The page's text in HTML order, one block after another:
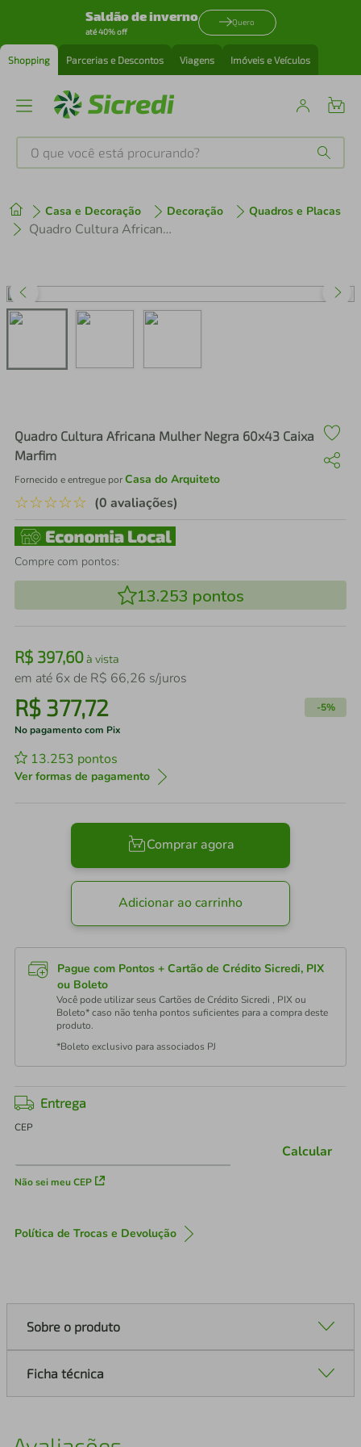
Saldão de inverno
até 40% off
Quero
Shopping Parcerias e Descontos Viagens Imóveis e Veículos
O que você está procurando?
Casa e Decoração Decoração Quadros e Placas
Quadro Cultura Africana Mulher Negra 60x43 Caixa Marfim
Quadro Cultura Africana Mulher Negra 60x43 Caixa
Marfim
Fornecido e entregue porCasa do Arquiteto
☆☆☆☆☆ (0 avaliações)
Compre com pontos:
13.253 pontos
R$ 397,60à vista
em até 6x de R$ 66,26 s/juros
R$ 377,72 -5%
No pagamento com Pix
13.253 pontos
Ver formas de pagamento
Comprar agora
Adicionar ao carrinho
Pague com Pontos + Cartão de Crédito Sicredi, PIX
ou Boleto
Você pode utilizar seus Cartões de Crédito Sicredi , PIX ou
Boleto* caso não tenha pontos suficientes para a compra deste
produto.
*Boleto exclusivo para associados PJ
Entrega
CEP
Não sei meu CEP
Calcular
Política de Trocas e Devolução
Sobre o produto
Ficha técnica
1º tenis
perfume